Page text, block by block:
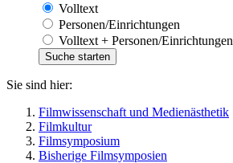
Volltext
Personen/Einrichtungen
Volltext + Personen/Einrichtungen
Sie sind hier:
Filmwissenschaft und Medienästhetik
Filmkultur
Filmsymposium
Bisherige Filmsymposien